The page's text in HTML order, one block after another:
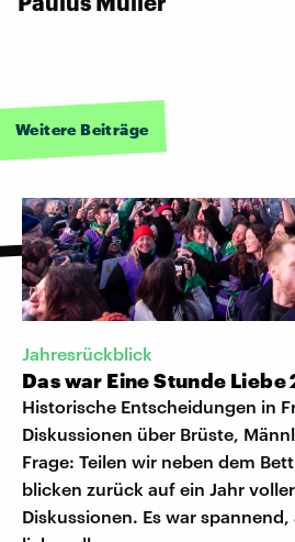
Weitere Beiträge
Jahresrückblick
Das war Eine Stunde Liebe
Historische Entscheidungen in
Diskussionen über Brüste,
Frage: Teilen wir neben dem
blicken zurück auf ein Jahr
Diskussionen. Es war